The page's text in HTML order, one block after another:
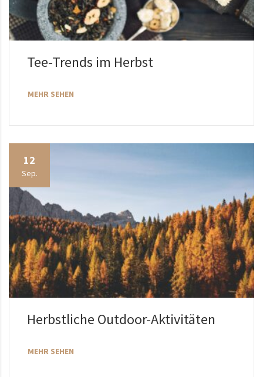
Tee-Trends im Herbst
MEHR SEHEN
12
Sep.
Herbstliche Outdoor-Aktivitäten
MEHR SEHEN